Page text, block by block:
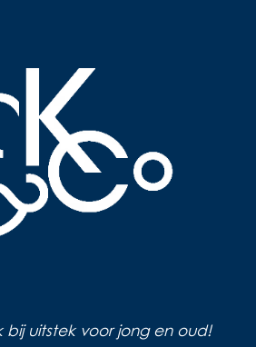
uitstek voor jong en oud!